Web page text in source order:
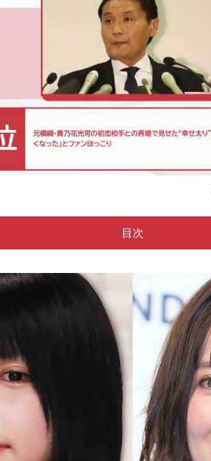
目次
ー 「嫌いな芸能人」で鈴木紗理奈を実名
ー ベッキーを「しょうもないからミュー